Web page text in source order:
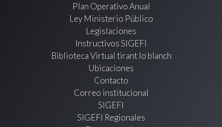
Plan Operativo Anual
Ley Ministerio Público
Legislaciones
Instructivos SIGEFI
Biblioteca Virtual tirant lo blanch
Ubicaciones
Contacto
Correo institucional
SIGEFI
SIGEFI Regionales